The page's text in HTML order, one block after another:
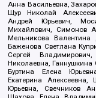
Анна Васильевна,
Щур Николай
Андрей Юрьевич,
Михайлович, Симонов
Мельникова Валентина
Баженова Светлана
Сергей
Николаевна, Ганнушкина
Буртина Елена
Екатерина
Юрьевна, Свечников